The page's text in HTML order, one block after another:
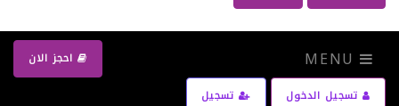
MENU
احجز الان
تسجيل الدخول
تسجيل